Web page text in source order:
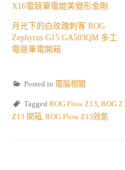
X16電競筆電媲美變形金剛
月光下的白玫瑰刺客 ROG
Zephyrus G15 GA503QM 多工
電競筆電開箱
Posted in 電腦相關
Tagged ROG Flow Z13, ROG
Z13 開箱, ROG Flow Z13效能